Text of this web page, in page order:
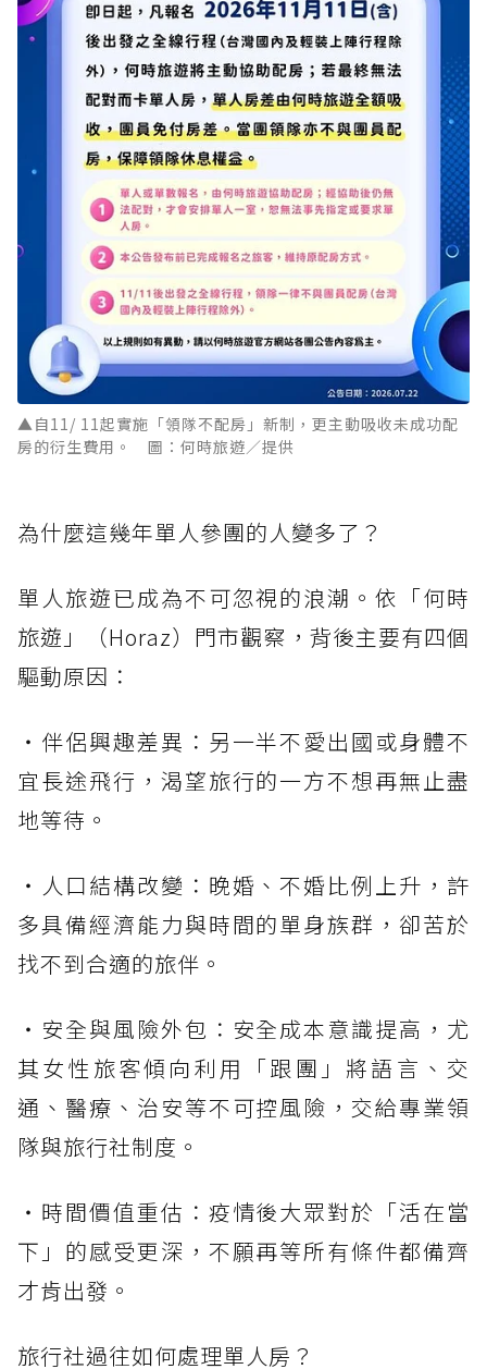
▲自11/ 11起實施「領隊不配房」新制，更主動吸收未成功配
房的衍生費用。 圖：何時旅遊／提供
為什麼這幾年單人參團的人變多了？
單人旅遊已成為不可忽視的浪潮。依「何時
旅遊」（Horaz）門市觀察，背後主要有四個
驅動原因：
・伴侶興趣差異：另一半不愛出國或身體不
宜長途飛行，渴望旅行的一方不想再無止盡
地等待。
・人口結構改變：晚婚、不婚比例上升，許
多具備經濟能力與時間的單身族群，卻苦於
找不到合適的旅伴。
・安全與風險外包：安全成本意識提高，尤
其女性旅客傾向利用「跟團」將語言、交
通、醫療、治安等不可控風險，交給專業領
隊與旅行社制度。
・時間價值重估：疫情後大眾對於「活在當
下」的感受更深，不願再等所有條件都備齊
才肯出發。
旅行社過往如何處理單人房？